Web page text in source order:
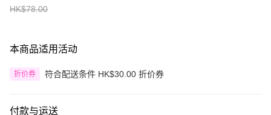
HK$78.00
本商品适用活动
折价券 符合配送条件 HK$30.00 折价券
付款与运送